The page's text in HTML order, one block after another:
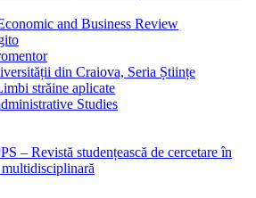
and Business Review
din Craiova, Seria Științe
străine aplicate
Studies
– Revistă studențească de cercetare în